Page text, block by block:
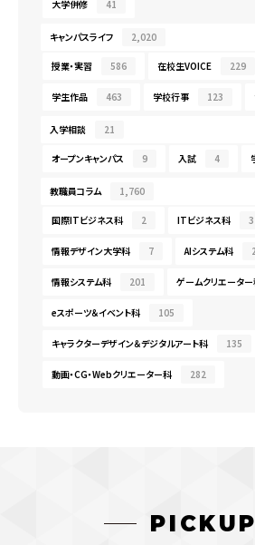
大学併修 41
キャンパスライフ 2,020
授業・実習 586 在校生VOICE 229
学生作品 463 学校行事 123
入学相談 21
オープンキャンパス 9 入試 4
教職員コラム 1,760
国際ITビジネス科 2 ITビジネス科 3
情報デザイン大学科 7 AIシステム科
情報システム科 201 ゲームクリエータ
eスポーツ＆イベント科 105
キャラクターデザイン＆デジタルアート科 135
動画・CG・Webクリエーター科 282
PICKUP